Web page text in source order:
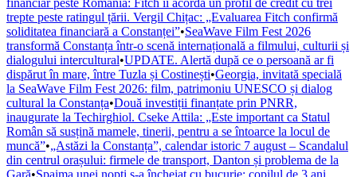
financiar peste România: Fitch îi acordă un profil de credit cu trei
trepte peste ratingul țării. Vergil Chițac: „Evaluarea Fitch confirmă
soliditatea financiară a Constanței”•SeaWave Film Fest 2026
transformă Constanța într-o scenă internațională a filmului, culturii și
dialogului intercultural•UPDATE. Alertă după ce o persoană ar fi
dispărut în mare, între Tuzla și Costinești•Georgia, invitată specială
la SeaWave Film Fest 2026: film, patrimoniu UNESCO și dialog
cultural la Constanța•Două investiții finanțate prin PNRR,
inaugurate la Techirghiol. Cseke Attila: „Este important ca Statul
Român să susțină mamele, tinerii, pentru a se întoarce la locul de
muncă”•„Astăzi la Constanța”, calendar istoric 7 august – Scandalul
din centrul orașului: firmele de transport, Danton și problema de la
Gară•Spaima unei nopți s-a încheiat cu bucurie: copilul de 3 ani